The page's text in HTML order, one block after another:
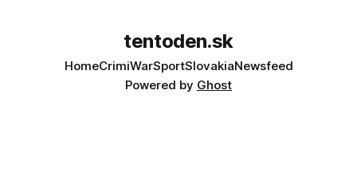
tentoden.sk
HomeCrimiWarSportSlovakiaNewsfeed
Powered by Ghost